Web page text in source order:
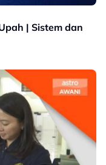
| Sistem dan